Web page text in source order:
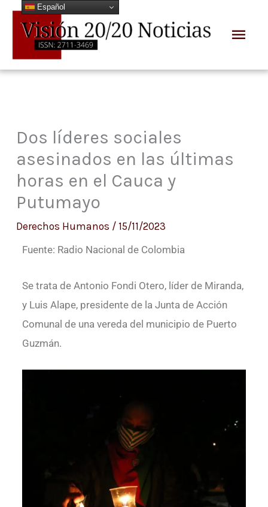
contenido
Dos líderes sociales
asesinados en las últimas
horas en el Cauca y
Putumayo
Derechos Humanos / 15/11/2023
Fuente: Radio Nacional de Colombia
Se trata de Antonio Fondi Otero, líder de Miranda,
y Luis Alape, presidente de la Junta de Acción
Comunal de una vereda del municipio de Puerto
Guzmán.
Español